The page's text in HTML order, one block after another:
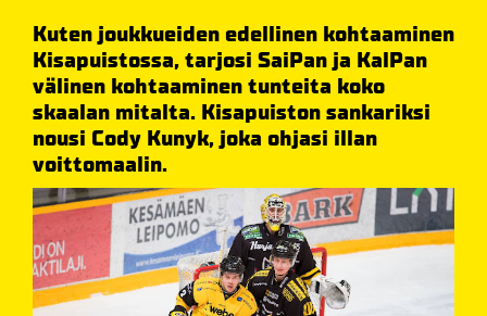
Kuten joukkueiden edellinen kohtaaminen
Kisapuistossa, tarjosi SaiPan ja KalPan
välinen kohtaaminen tunteita koko
skaalan mitalta. Kisapuiston sankariksi
nousi Cody Kunyk, joka ohjasi illan
voittomaalin.